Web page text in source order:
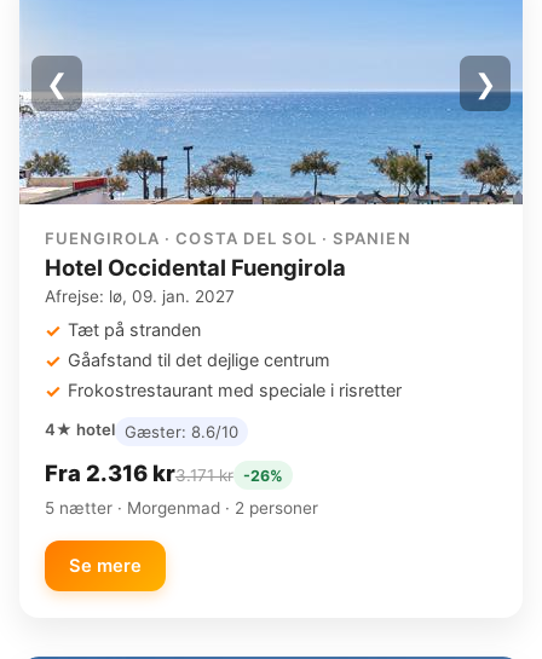
❮ ❯
FUENGIROLA · COSTA DEL SOL · SPANIEN
Hotel Occidental Fuengirola
Afrejse: lø, 09. jan. 2027
Tæt på stranden
Gåafstand til det dejlige centrum
Frokostrestaurant med speciale i risretter
4★ hotel Gæster: 8.6/10
Fra 2.316 kr3.171 kr -26%
5 nætter · Morgenmad · 2 personer
Se mere